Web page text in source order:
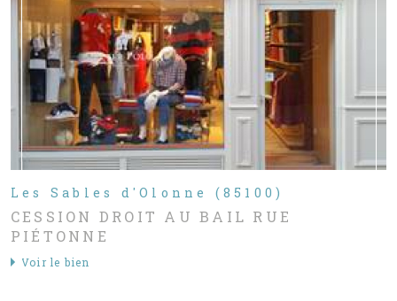
Les Sables d'Olonne (85100)
CESSION DROIT AU BAIL RUE
PIÉTONNE
Voir le bien